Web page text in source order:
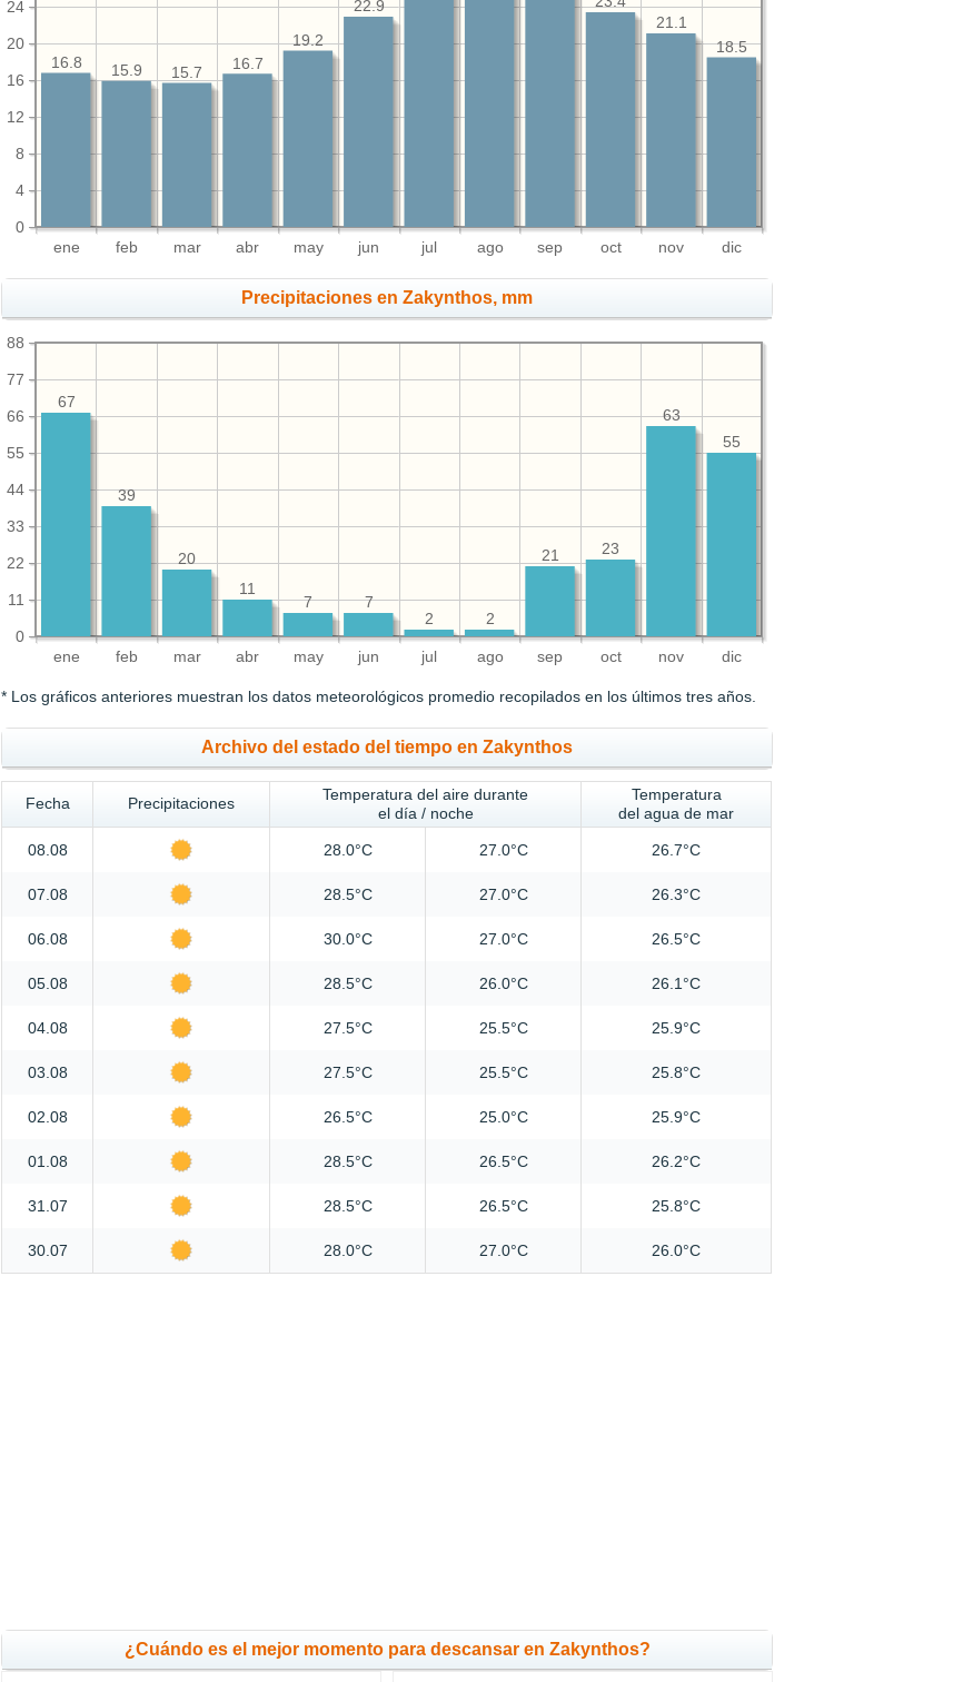
ene feb mar abr may jun jul ago sep oct nov dic
0
4
8
12
16
20
24
18.5
21.1
22.9
19.2
16.7
15.7
15.9
16.8
Precipitaciones en Zakynthos, mm
ene feb mar abr may jun jul ago sep oct nov dic
0
11
22
33
44
55
66
77
88
55
63
23
21
2
2
7
7
11
20
39
67
* Los gráficos anteriores muestran los datos meteorológicos promedio recopilados en los últimos tres años.
Archivo del estado del tiempo en Zakynthos
Fecha Precipitaciones
Temperatura del aire durante
el día / noche
Temperatura
del agua de mar
08.08 28.0°C 27.0°C 26.7°C
07.08 28.5°C 27.0°C 26.3°C
06.08 30.0°C 27.0°C 26.5°C
05.08 28.5°C 26.0°C 26.1°C
04.08 27.5°C 25.5°C 25.9°C
03.08 27.5°C 25.5°C 25.8°C
02.08 26.5°C 25.0°C 25.9°C
01.08 28.5°C 26.5°C 26.2°C
31.07 28.5°C 26.5°C 25.8°C
30.07 28.0°C 27.0°C 26.0°C
¿Cuándo es el mejor momento para descansar en Zakynthos?